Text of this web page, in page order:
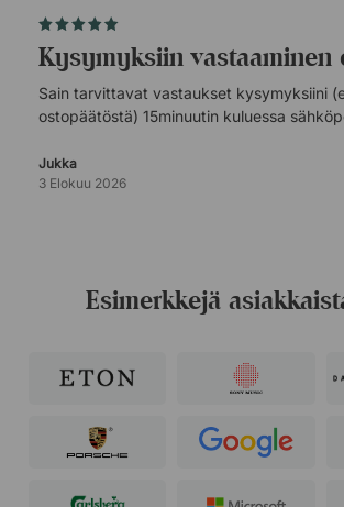
Kysymyksiin vastaaminen ennen
Sain tarvittavat vastaukset kysymyksiini
ostopäätöstä) 15minuutin kuluessa
Jukka
3 Elokuu 2026
Esimerkkejä